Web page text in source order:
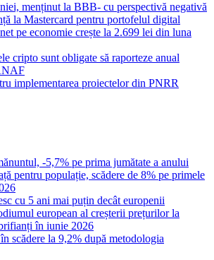
menținut la BBB- cu perspectivă negativă
la Mastercard pentru portofelul digital
pe economie crește la 2.699 lei din luna
cripto sunt obligate să raporteze anual
implementarea proiectelor din PNRR
-5,7% pe prima jumătate a anului
pentru populație, scădere de 8% pe primele
cu 5 ani mai puțin decât europenii
european al creșterii prețurilor la
în iunie 2026
scădere la 9,2% după metodologia